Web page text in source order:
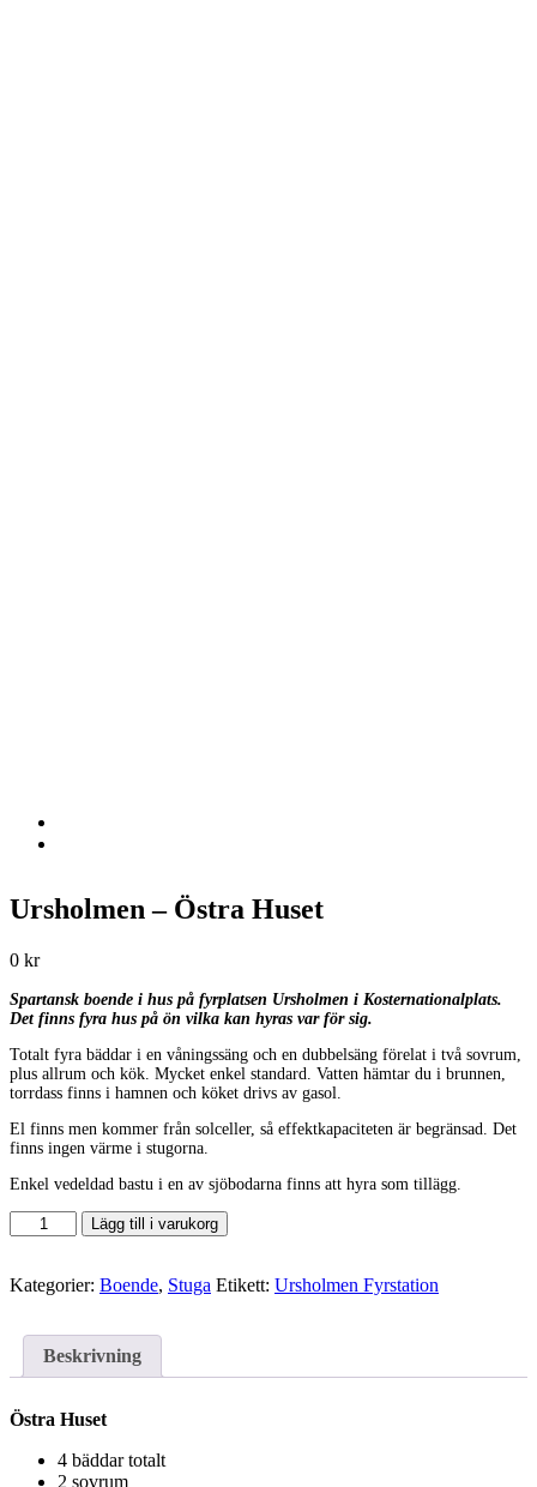
Ursholmen – Östra Huset
0 kr
Spartansk boende i hus på fyrplatsen Ursholmen i Kosternationalplats.
Det finns fyra hus på ön vilka kan hyras var för sig.
Totalt fyra bäddar i en våningssäng och en dubbelsäng förelat i två sovrum,
plus allrum och kök. Mycket enkel standard. Vatten hämtar du i brunnen,
torrdass finns i hamnen och köket drivs av gasol.
El finns men kommer från solceller, så effektkapaciteten är begränsad. Det
finns ingen värme i stugorna.
Enkel vedeldad bastu i en av sjöbodarna finns att hyra som tillägg.
Lägg till i varukorg
Kategorier: Boende, Stuga Etikett: Ursholmen Fyrstation
Beskrivning
Östra Huset
4 bäddar totalt
2 sovrum